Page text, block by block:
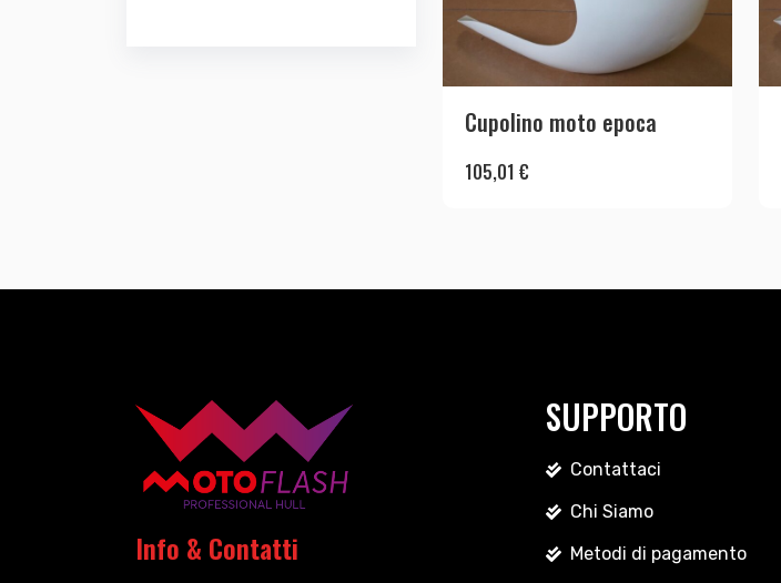
Cupolino moto epoca
105,01 €
Info & Contatti
SUPPORTO
Contattaci
Chi Siamo
Metodi di pagamento